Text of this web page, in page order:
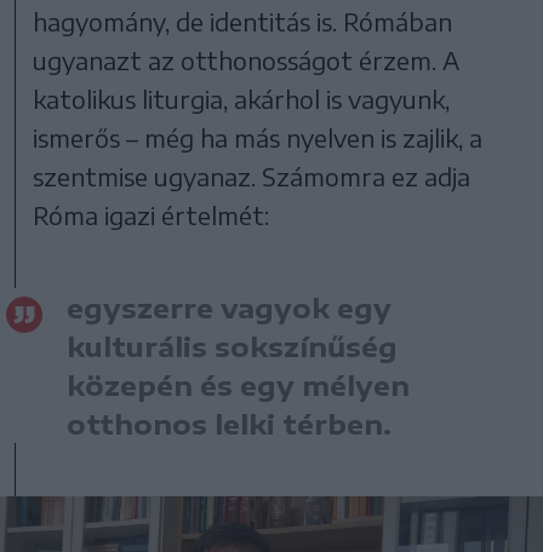
hagyomány, de identitás is. Rómában
ugyanazt az otthonosságot érzem. A
katolikus liturgia, akárhol is vagyunk,
ismerős – még ha más nyelven is zajlik, a
szentmise ugyanaz. Számomra ez adja
Róma igazi értelmét:
egyszerre vagyok egy
kulturális sokszínűség
közepén és egy mélyen
otthonos lelki térben.